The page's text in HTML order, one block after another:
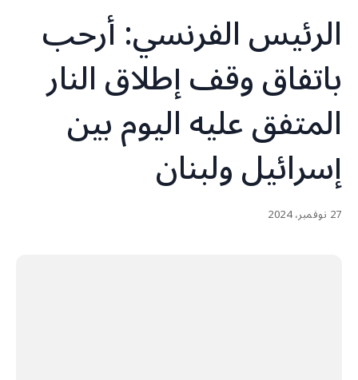
الرئيس الفرنسي: أرحب
باتفاق وقف إطلاق النار
المتفق عليه اليوم بين
إسرائيل ولبنان
27 نوفمبر، 2024